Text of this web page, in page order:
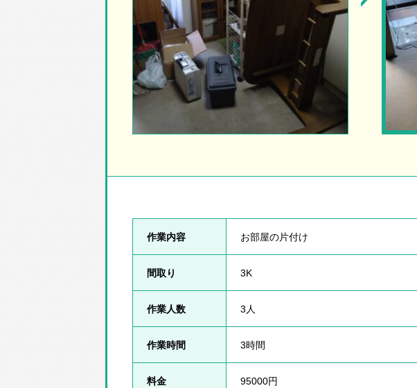
作業内容 お部屋の片付け
間取り 3K
作業人数 3人
作業時間 3時間
料金 95000円